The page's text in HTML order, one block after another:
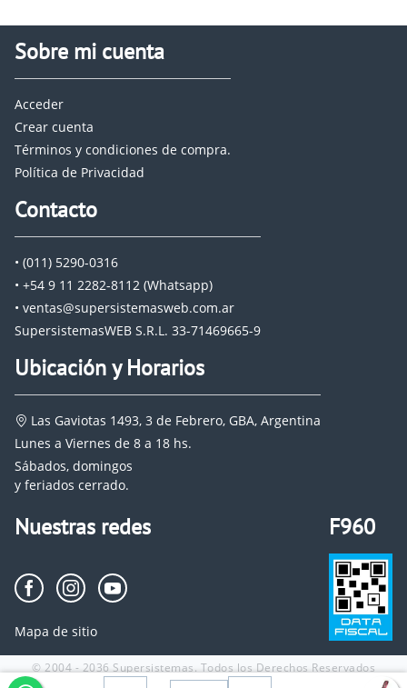
Sobre mi cuenta
Acceder
Crear cuenta
Términos y condiciones de compra.
Política de Privacidad
Contacto
• (011) 5290-0316
• +54 9 11 2282-8112 (Whatsapp)
• ventas@supersistemasweb.com.ar
SupersistemasWEB S.R.L. 33-71469665-9
Ubicación y Horarios
Las Gaviotas 1493, 3 de Febrero, GBA, Argentina
Lunes a Viernes de 8 a 18 hs.
Sábados, domingos
y feriados cerrado.
Nuestras redes
Mapa de sitio
F960
© 2004 - 2036 Supersistemas. Todos los Derechos Reservados